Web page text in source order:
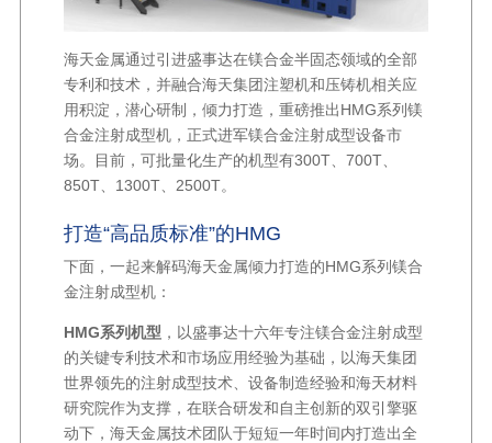
海天金属通过引进盛事达在镁合金半固态领域的全部
专利和技术，并融合海天集团注塑机和压铸机相关应
用积淀，潜心研制，倾力打造，重磅推出HMG系列镁
合金注射成型机，正式进军镁合金注射成型设备市
场。目前，可批量化生产的机型有300T、700T、
850T、1300T、2500T。
打造“高品质标准”的HMG
下面，一起来解码海天金属倾力打造的HMG系列镁合
金注射成型机：
HMG系列机型 ，以盛事达十六年专注镁合金注射成型
的关键专利技术和市场应用经验为基础，以海天集团
世界领先的注射成型技术、设备制造经验和海天材料
研究院作为支撑，在联合研发和自主创新的双引擎驱
动下，海天金属技术团队于短短一年时间内打造出全